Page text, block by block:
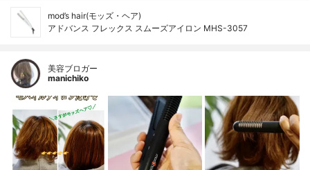
mod’s hair(モッズ・ヘア)
アドバンス フレックス スムーズアイロン MHS-3057
美容ブロガー
manichiko